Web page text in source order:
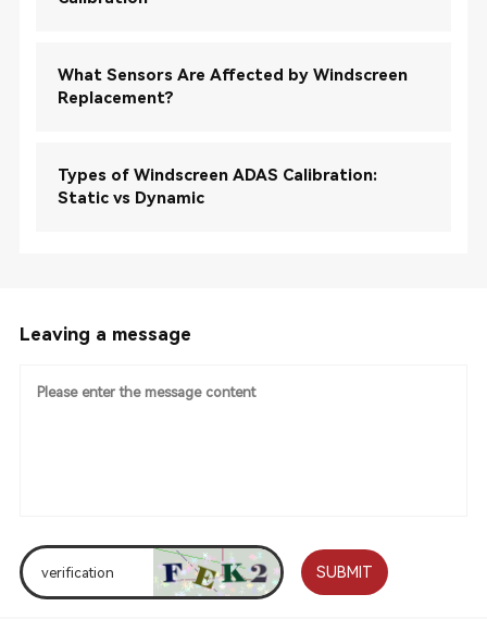
What Sensors Are Affected by Windscreen
Replacement?
Types of Windscreen ADAS Calibration:
Static vs Dynamic
Leaving a message
SUBMIT